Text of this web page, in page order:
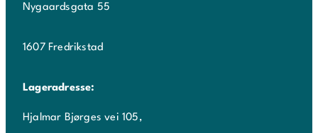
Nygaardsgata 55
1607 Fredrikstad
Lageradresse:
Hjalmar Bjørges vei 105,